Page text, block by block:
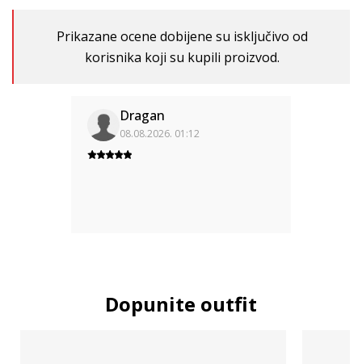
Prikazane ocene dobijene su isključivo od
korisnika koji su kupili proizvod.
Dragan
08.08.2026. 01:12
Dopunite outfit